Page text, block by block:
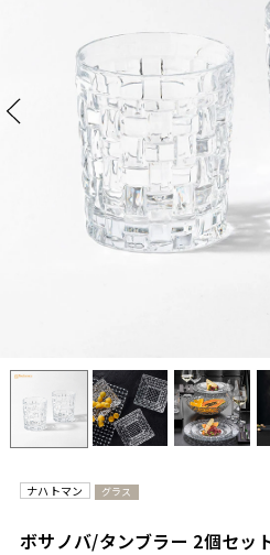
ナハトマン グラス
ボサノバ/タンブラー 2個セッ